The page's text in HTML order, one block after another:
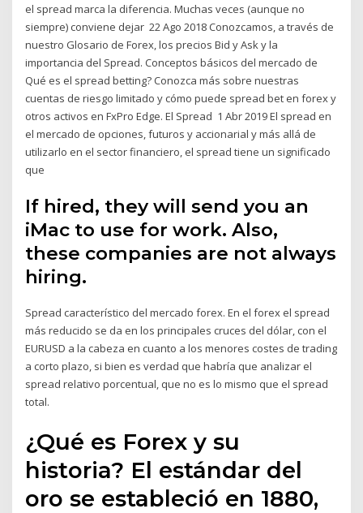
el spread marca la diferencia. Muchas veces (aunque no
siempre) conviene dejar 22 Ago 2018 Conozcamos, a través de
nuestro Glosario de Forex, los precios Bid y Ask y la
importancia del Spread. Conceptos básicos del mercado de
Qué es el spread betting? Conozca más sobre nuestras
cuentas de riesgo limitado y cómo puede spread bet en forex y
otros activos en FxPro Edge. El Spread 1 Abr 2019 El spread en
el mercado de opciones, futuros y accionarial y más allá de
utilizarlo en el sector financiero, el spread tiene un significado
que
If hired, they will send you an
iMac to use for work. Also,
these companies are not always
hiring.
Spread característico del mercado forex. En el forex el spread
más reducido se da en los principales cruces del dólar, con el
EURUSD a la cabeza en cuanto a los menores costes de trading
a corto plazo, si bien es verdad que habría que analizar el
spread relativo porcentual, que no es lo mismo que el spread
total.
¿Qué es Forex y su
historia? El estándar del
oro se estableció en 1880,